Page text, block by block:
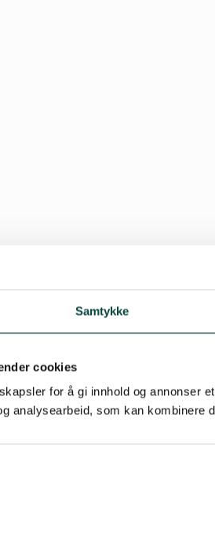
Samtykke
cookies
for å gi innhold og annonser
analysearbeid, som kan